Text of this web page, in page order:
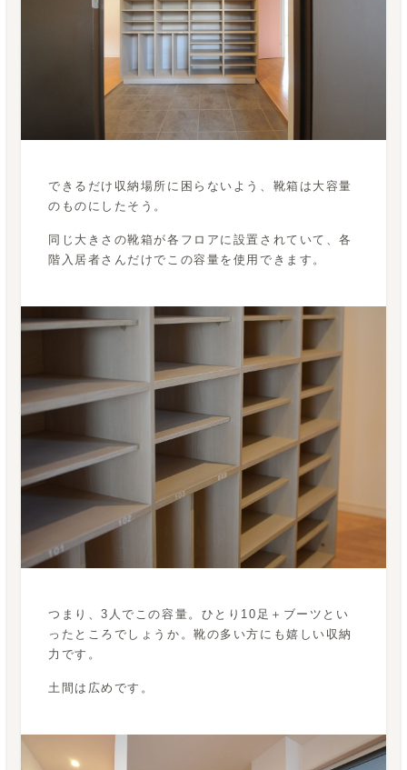
できるだけ収納場所に困らないよう、靴箱は大容量
のものにしたそう。
同じ大きさの靴箱が各フロアに設置されていて、各
階入居者さんだけでこの容量を使用できます。
つまり、3人でこの容量。ひとり10足＋ブーツとい
ったところでしょうか。靴の多い方にも嬉しい収納
力です。
土間は広めです。